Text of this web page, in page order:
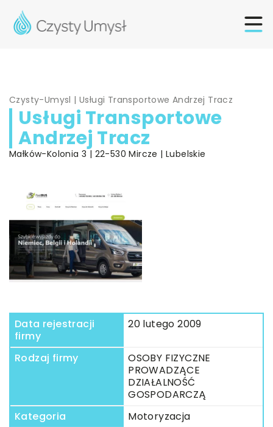
Czysty-Umysl |Usługi Transportowe Andrzej Tracz
Usługi Transportowe
Andrzej Tracz
Małków-Kolonia 3 | 22-530 Mircze | Lubelskie
Data rejestracji
firmy
20 lutego 2009
Rodzaj firmy
OSOBY FIZYCZNE
PROWADZĄCE
DZIAŁALNOŚĆ
GOSPODARCZĄ
Kategoria
Motoryzacja